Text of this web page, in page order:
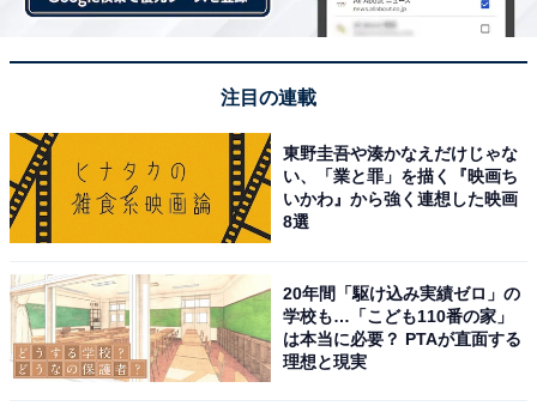
500mLペットボトルも収納可能！使い勝手抜群の
注目の連載
東野圭吾や湊かなえだけじゃな
い、「業と罪」を描く『映画ち
いかわ』から強く連想した映画
8選
20年間「駆け込み実績ゼロ」の
学校も…「こども110番の家」
は本当に必要？ PTAが直面する
理想と現実